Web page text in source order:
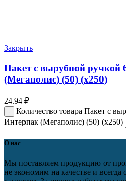
Закрыть
Пакет с вырубной ручкой
(Мегаполис) (50) (х250)
24.94 ₽
Количество товара Пакет с
Интерпак (Мегаполис) (50) (х250)
О нас
Мы поставляем продукцию от
не экономим на качестве и всегда